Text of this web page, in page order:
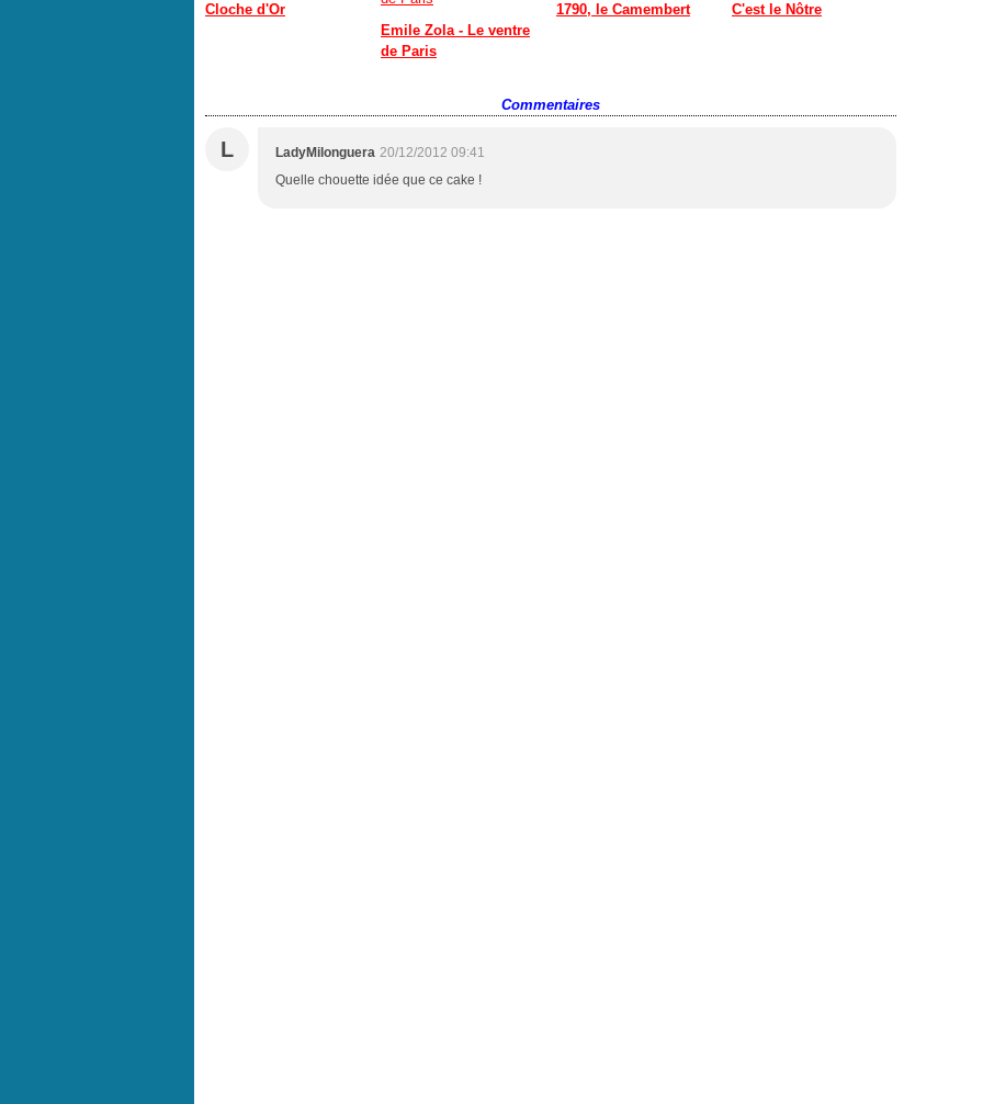
Cloche d'Or
Emile Zola - Le ventre
de Paris
1790, le Camembert C'est le Nôtre
Commentaires
L LadyMilonguera 20/12/2012 09:41
Quelle chouette idée que ce cake !